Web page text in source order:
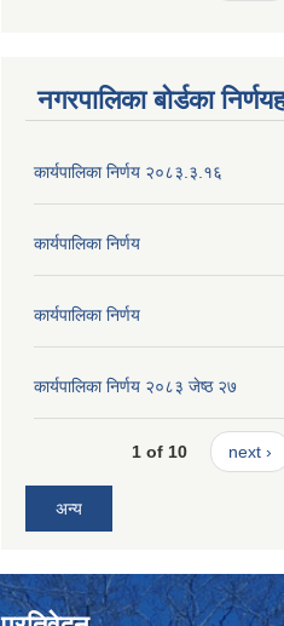
नगरपालिका बोर्डका
कार्यपालिका निर्णय २०८३.३.१६
कार्यपालिका निर्णय
कार्यपालिका निर्णय
कार्यपालिका निर्णय २०८३ जेष्ठ २७
1 of 10 next ›
अन्य